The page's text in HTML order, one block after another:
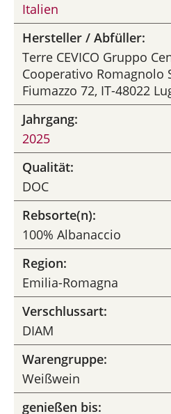
Italien
Hersteller / Abfüller:
Terre CEVICO Gruppo
Cooperativo Romagnolo
Fiumazzo 72, IT-48022
Jahrgang:
2025
Qualität:
DOC
Rebsorte(n):
100% Albanaccio
Region:
Emilia-Romagna
Verschlussart:
DIAM
Warengruppe:
Weißwein
genießen bis: